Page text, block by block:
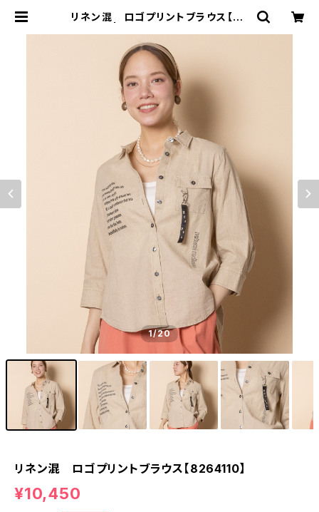
リネン混 ロゴプリントブラウス【82
1/20
リネン混 ロゴプリントブラウス【8264110】
¥10,450